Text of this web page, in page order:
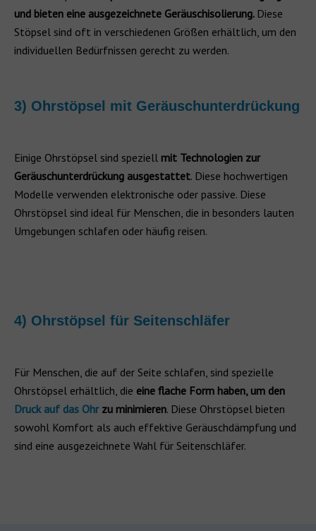
und bieten eine ausgezeichnete Geräuschisolierung. Diese
Stöpsel sind oft in verschiedenen Größen erhältlich, um den
individuellen Bedürfnissen gerecht zu werden.
3) Ohrstöpsel mit Geräuschunterdrückung
Einige Ohrstöpsel sind speziell mit Technologien zur
Geräuschunterdrückung ausgestattet. Diese hochwertigen
Modelle verwenden elektronische oder passive. Diese
Ohrstöpsel sind ideal für Menschen, die in besonders lauten
Umgebungen schlafen oder häufig reisen.
4) Ohrstöpsel für Seitenschläfer
Für Menschen, die auf der Seite schlafen, sind spezielle
Ohrstöpsel erhältlich, die eine flache Form haben, um den
Druck auf das Ohrzu minimieren. Diese Ohrstöpsel bieten
sowohl Komfort als auch effektive Geräuschdämpfung und
sind eine ausgezeichnete Wahl für Seitenschläfer.